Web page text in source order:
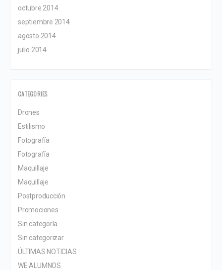
octubre 2014
septiembre 2014
agosto 2014
julio 2014
CATEGORIES
Drones
Estilismo
Fotografía
Fotografía
Maquillaje
Maquillaje
Postproducción
Promociones
Sin categoría
Sin categorizar
ÚLTIMAS NOTICIAS
WE ALUMNOS